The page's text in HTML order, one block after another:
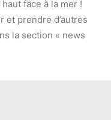
face à la mer !
et prendre d’autres
la section « news